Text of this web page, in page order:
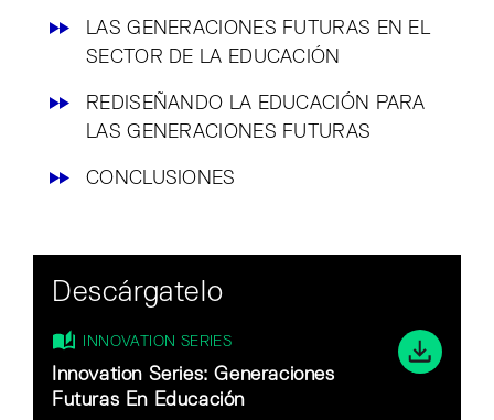
LAS GENERACIONES FUTURAS EN EL​
SECTOR DE LA EDUCACIÓN
REDISEÑANDO LA EDUCACIÓN PARA
LAS GENERACIONES FUTURAS
CONCLUSIONES
Descárgatelo
INNOVATION SERIES
Innovation Series: Generaciones
Futuras En Educación